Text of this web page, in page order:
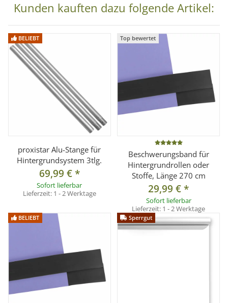
Kunden kauften dazu folgende Artikel:
BELIEBT
proxistar Alu-Stange für
Hintergrundsystem 3tlg.
69,99 €*
Sofort lieferbar
Lieferzeit: 1 - 2 Werktage
Top bewertet
Beschwerungsband für
Hintergrundrollen oder
Stoffe, Länge 270 cm
29,99 €*
Sofort lieferbar
Lieferzeit: 1 - 2 Werktage
BELIEBT Sperrgut